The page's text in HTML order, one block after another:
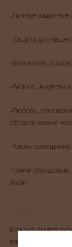
-Личные защитные
-Защита для
-Хранители,
-Бизнес. Амулеты
-Любовь,
области жизни
-Куклы помощники.
-Свечи
задач.
Каждый амулет
владельцем.